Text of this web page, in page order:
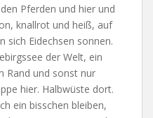
Pferden und hier und
knallrot und heiß, auf
sich Eidechsen sonnen.
der Welt, ein
Rand und sonst nur
hier. Halbwüste dort.
ein bisschen bleiben,